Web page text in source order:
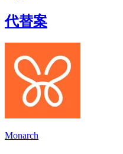
代替案
Monarch